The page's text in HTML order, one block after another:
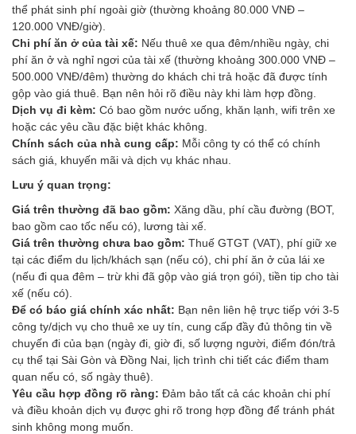
thể phát sinh phí ngoài giờ (thường khoảng 80.000 VNĐ –
120.000 VNĐ/giờ).
Chi phí ăn ở của tài xế: Nếu thuê xe qua đêm/nhiều ngày, chi
phí ăn ở và nghỉ ngơi của tài xế (thường khoảng 300.000 VNĐ –
500.000 VNĐ/đêm) thường do khách chi trả hoặc đã được tính
gộp vào giá thuê. Bạn nên hỏi rõ điều này khi làm hợp đồng.
Dịch vụ đi kèm: Có bao gồm nước uống, khăn lạnh, wifi trên xe
hoặc các yêu cầu đặc biệt khác không.
Chính sách của nhà cung cấp: Mỗi công ty có thể có chính
sách giá, khuyến mãi và dịch vụ khác nhau.
Lưu ý quan trọng:
Giá trên thường đã bao gồm: Xăng dầu, phí cầu đường (BOT,
bao gồm cao tốc nếu có), lương tài xế.
Giá trên thường chưa bao gồm: Thuế GTGT (VAT), phí giữ xe
tại các điểm du lịch/khách sạn (nếu có), chi phí ăn ở của lái xe
(nếu đi qua đêm – trừ khi đã gộp vào giá trọn gói), tiền tip cho tài
xế (nếu có).
Để có báo giá chính xác nhất: Bạn nên liên hệ trực tiếp với 3-5
công ty/dịch vụ cho thuê xe uy tín, cung cấp đầy đủ thông tin về
chuyến đi của bạn (ngày đi, giờ đi, số lượng người, điểm đón/trả
cụ thể tại Sài Gòn và Đồng Nai, lịch trình chi tiết các điểm tham
quan nếu có, số ngày thuê).
Yêu cầu hợp đồng rõ ràng: Đảm bảo tất cả các khoản chi phí
và điều khoản dịch vụ được ghi rõ trong hợp đồng để tránh phát
sinh không mong muốn.